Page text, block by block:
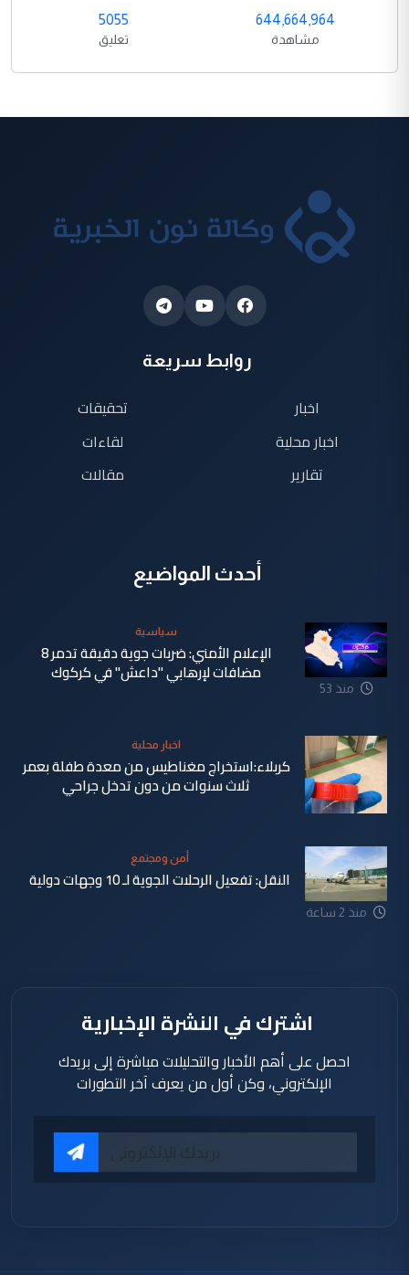
644,664,964
مشاهدة
5055
تعليق
روابط سريعة
اخبار
اخبار محلية
تقارير
تحقيقات
لقاءات
مقالات
أحدث المواضيع
منذ 53
سياسية
الإعلام الأمني: ضربات جوية دقيقة تدمر 8
مضافات لإرهابي "داعش" في كركوك
منذ 59
دقيقة
اخبار محلية
كربلاء:استخراج مغناطيس من معدة طفلة بعمر
ثلاث سنوات من دون تدخل جراحي
منذ 2 ساعة
أمن ومجتمع
النقل: تفعيل الرحلات الجوية لـ 10 وجهات دولية
اشترك في النشرة الإخبارية
احصل على أهم الأخبار والتحليلات مباشرة إلى بريدك
الإلكتروني، وكن أول من يعرف آخر التطورات